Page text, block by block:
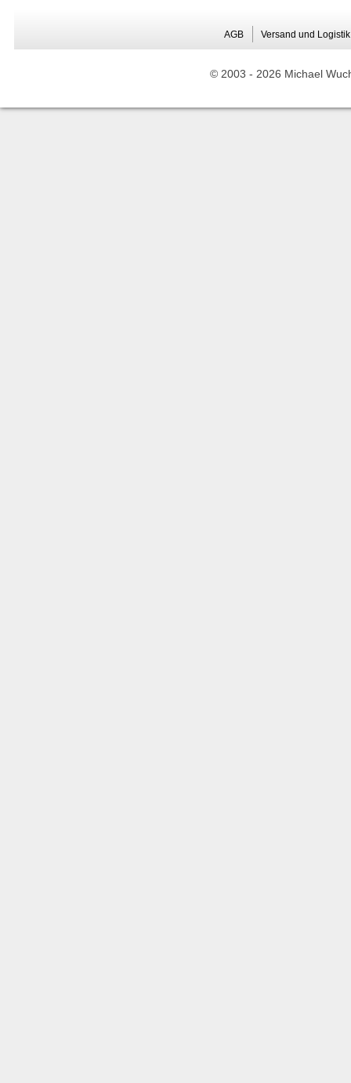
AGB Versand und Logistik
© 2003 - 2026 Michael